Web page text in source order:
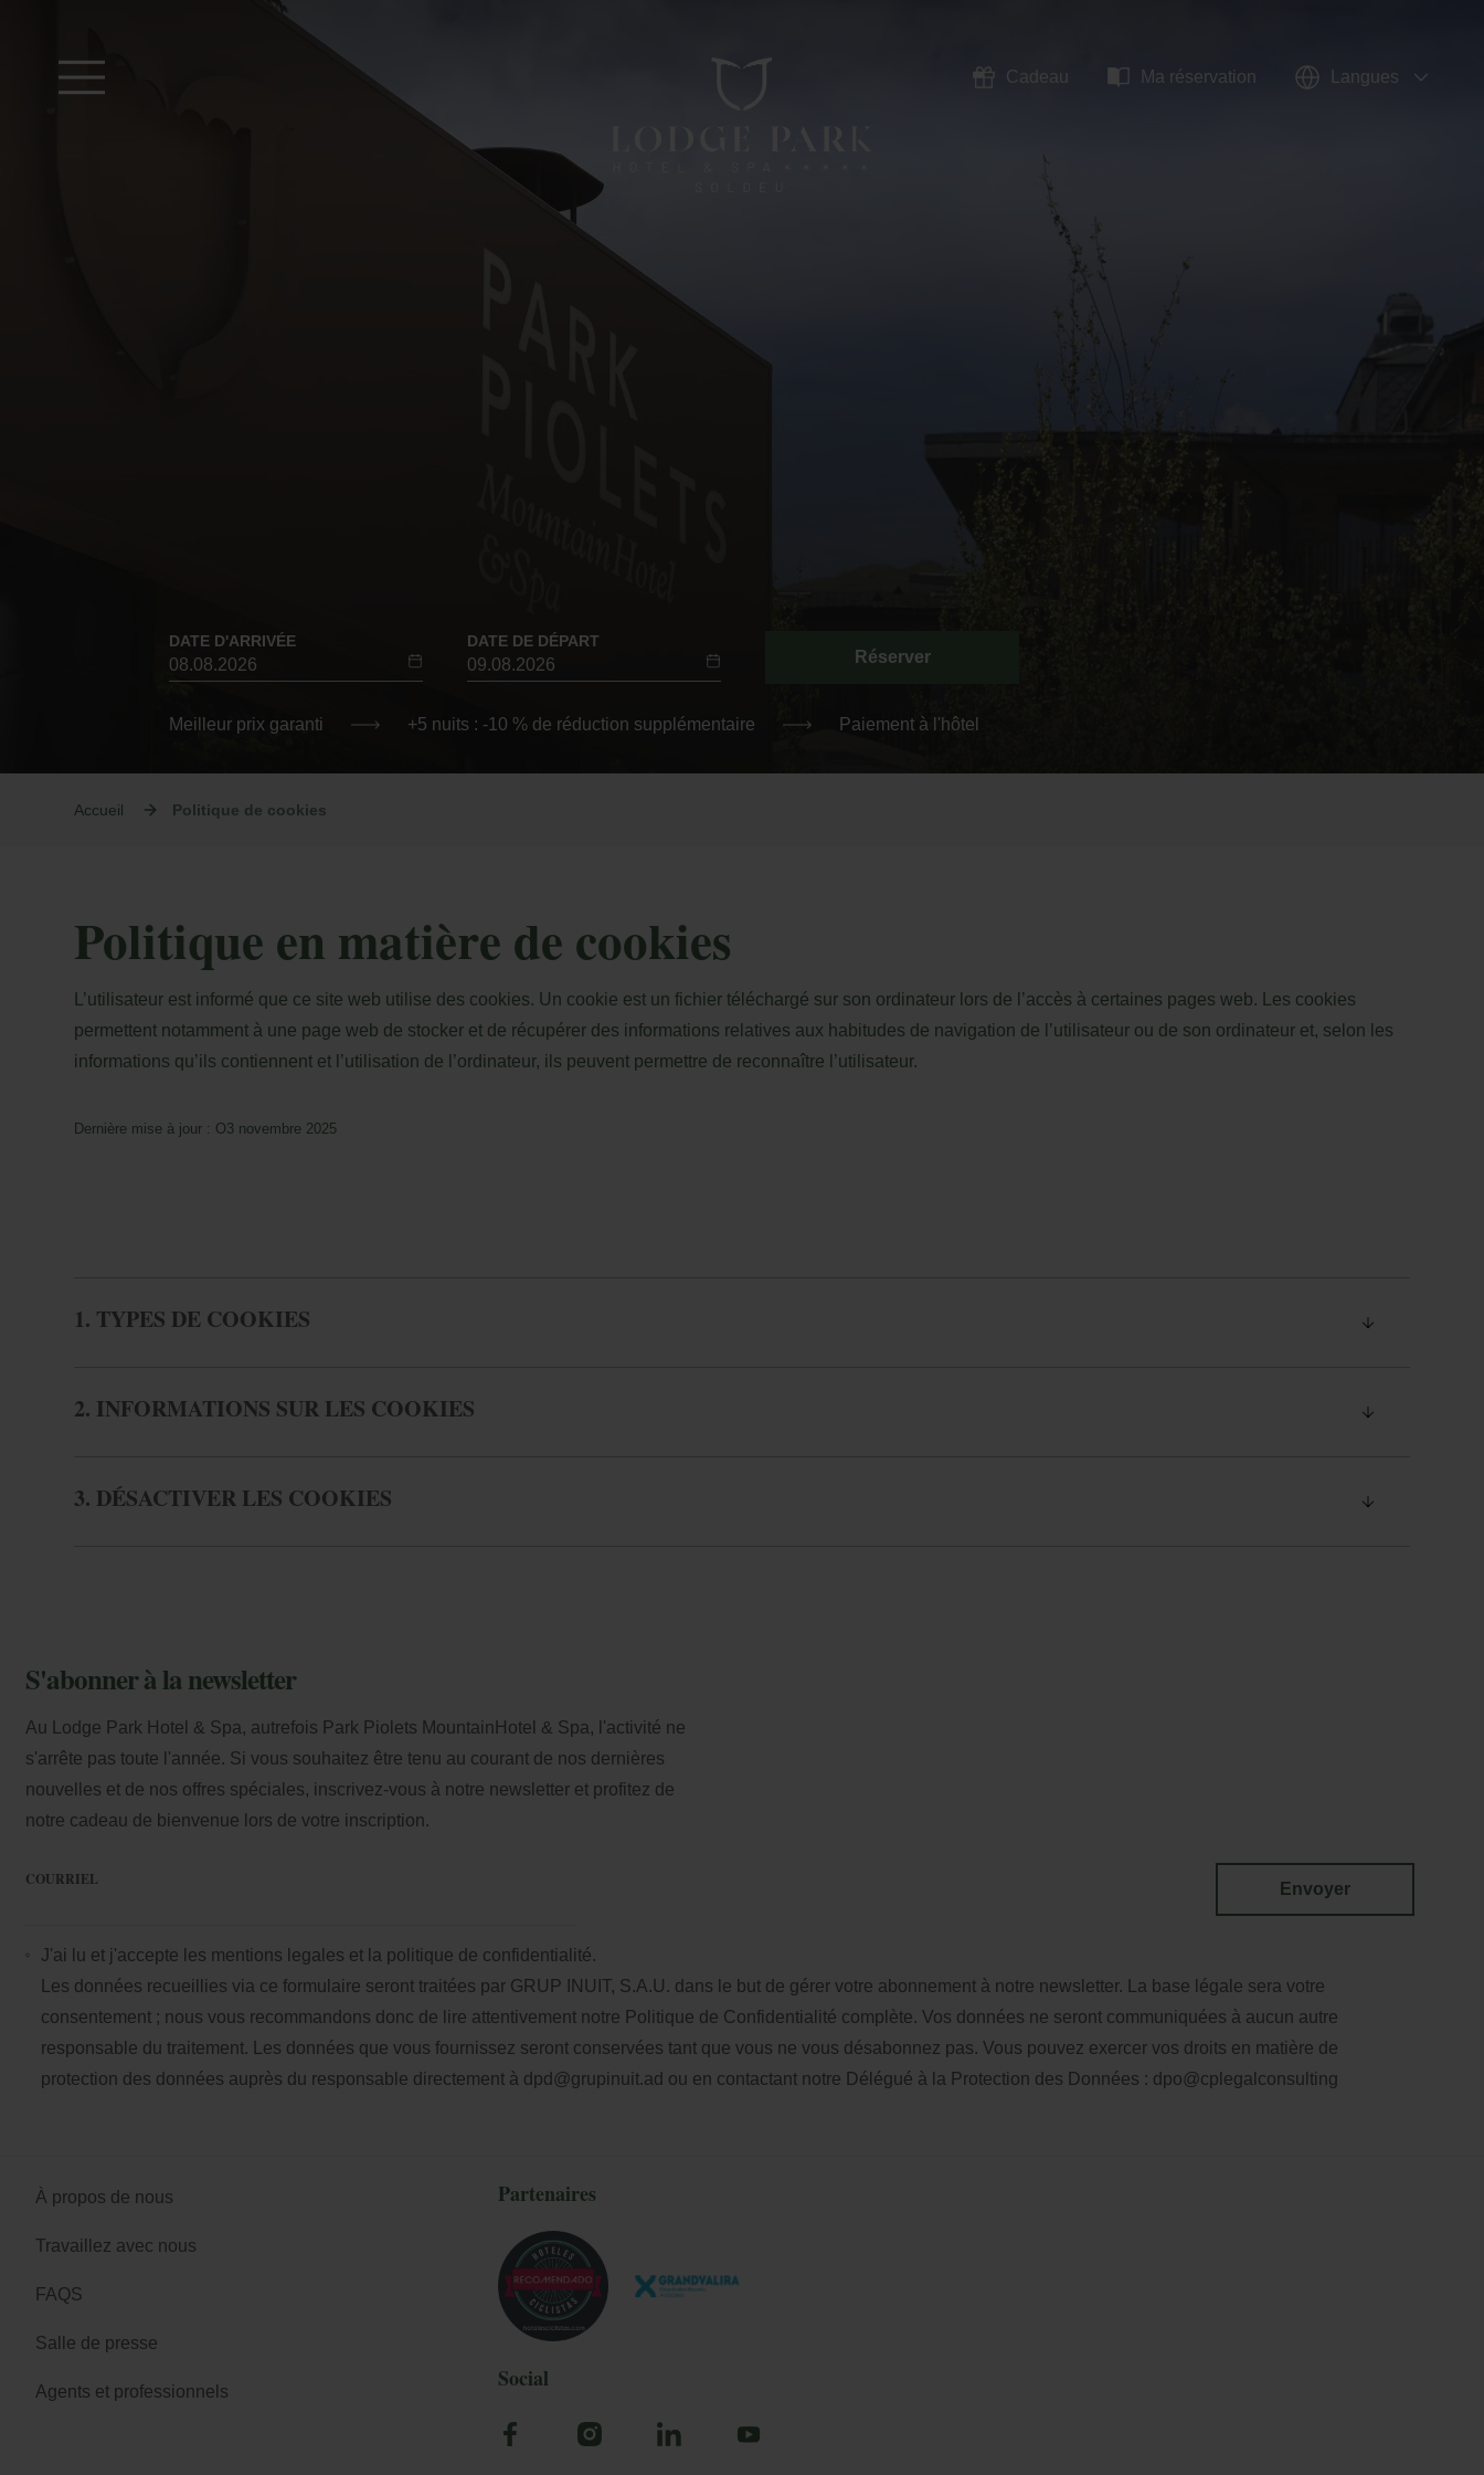
Cadeau Ma réservation Langues
l'annuler ou la modifier.
DATE D'ARRIVÉE DATE DE DÉPART
Réserver
Meilleur prix garanti +5 nuits : -10 % de réduction supplémentaire Paiement à l'hôtel
Accueil Politique de cookies
Politique en matière de cookies
L’utilisateur est informé que ce site web utilise des cookies. Un cookie est un fichier téléchargé sur son ordinateur lors de l’accès à certaines pages web. Les cookies
permettent notamment à une page web de stocker et de récupérer des informations relatives aux habitudes de navigation de l’utilisateur ou de son ordinateur et, selon les
informations qu’ils contiennent et l’utilisation de l’ordinateur, ils peuvent permettre de reconnaître l’utilisateur.
Dernière mise à jour : O3 novembre 2025
1. TYPES DE COOKIES
2. INFORMATIONS SUR LES COOKIES
3. DÉSACTIVER LES COOKIES
S'abonner à la newsletter
Au Lodge Park Hotel & Spa, autrefois Park Piolets MountainHotel & Spa, l'activité ne
s'arrête pas toute l'année. Si vous souhaitez être tenu au courant de nos dernières
nouvelles et de nos offres spéciales, inscrivez-vous à notre newsletter et profitez de
notre cadeau de bienvenue lors de votre inscription.
COURRIEL
Envoyer
J'ai lu et j'accepte les mentions legales et la politique de confidentialité.
Les données recueillies via ce formulaire seront traitées par GRUP INUIT, S.A.U. dans le but de gérer votre abonnement à notre newsletter. La base légale sera votre
consentement ; nous vous recommandons donc de lire attentivement notre Politique de Confidentialité complète. Vos données ne seront communiquées à aucun autre
responsable du traitement. Les données que vous fournissez seront conservées tant que vous ne vous désabonnez pas. Vous pouvez exercer vos droits en matière de
protection des données auprès du responsable directement à dpd@grupinuit.ad ou en contactant notre Délégué à la Protection des Données : dpo@cplegalconsulting
À propos de nous
Travaillez avec nous
FAQS
Salle de presse
Agents et professionnels
Partenaires
Social